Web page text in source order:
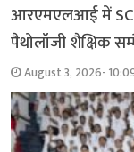
आरएमएलआई में
पैथोलॉजी शैक्षिक
August 3, 2026-